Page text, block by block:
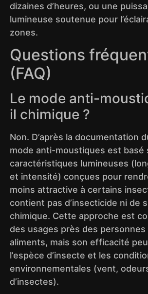
dizaines d’heures, ou une
lumineuse soutenue pour
zones.
Questions
(FAQ)
Le mode anti-
il chimique ?
Non. D’après la documentation
mode anti-moustiques est basé
caractéristiques lumineuses
et intensité) conçues pour
moins attractive à certains
contient pas d’insecticide ni de
chimique. Cette approche est
des usages près des personnes
aliments, mais son efficacité
l’espèce d’insecte et les
environnementales (vent,
d’insectes).